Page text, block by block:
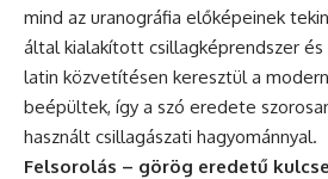
mind az uranográfia előképeinek
által kialakított csillagképrendszer
latin közvetítésen keresztül a
beépültek, így a szó eredete
használt csillagászati hagyománnyal.
Felsorolás – görög eredetű